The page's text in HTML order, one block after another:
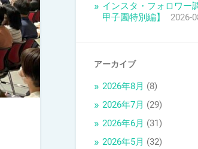
インスタ・フォロワー
甲子園特別編】
2026-
アーカイブ
2026年8月 (8)
2026年7月 (29)
2026年6月 (31)
2026年5月 (32)